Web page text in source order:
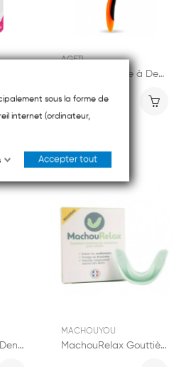
AGETI
Sagyène Brosse à Dents Dure
Fluocaril Brosse à Dents Medium Précision...
MACHOUYOU
MachouRelax Gouttière Dentaire
sous la forme de
internet (ordinateur,
Accepter tout